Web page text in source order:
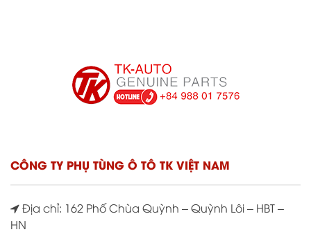
CÔNG TY PHỤ TÙNG Ô TÔ TK VIỆT NAM
Địa chỉ: 162 Phố Chùa Quỳnh – Quỳnh Lôi – HBT –
HN